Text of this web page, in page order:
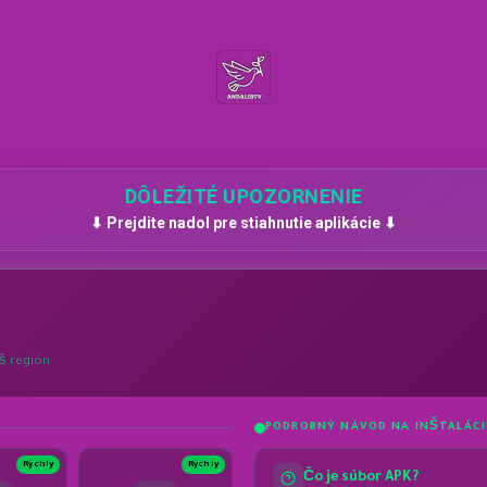
DÔLEŽITÉ UPOZORNENIE
⬇ Prejdite nadol pre stiahnutie aplikácie ⬇